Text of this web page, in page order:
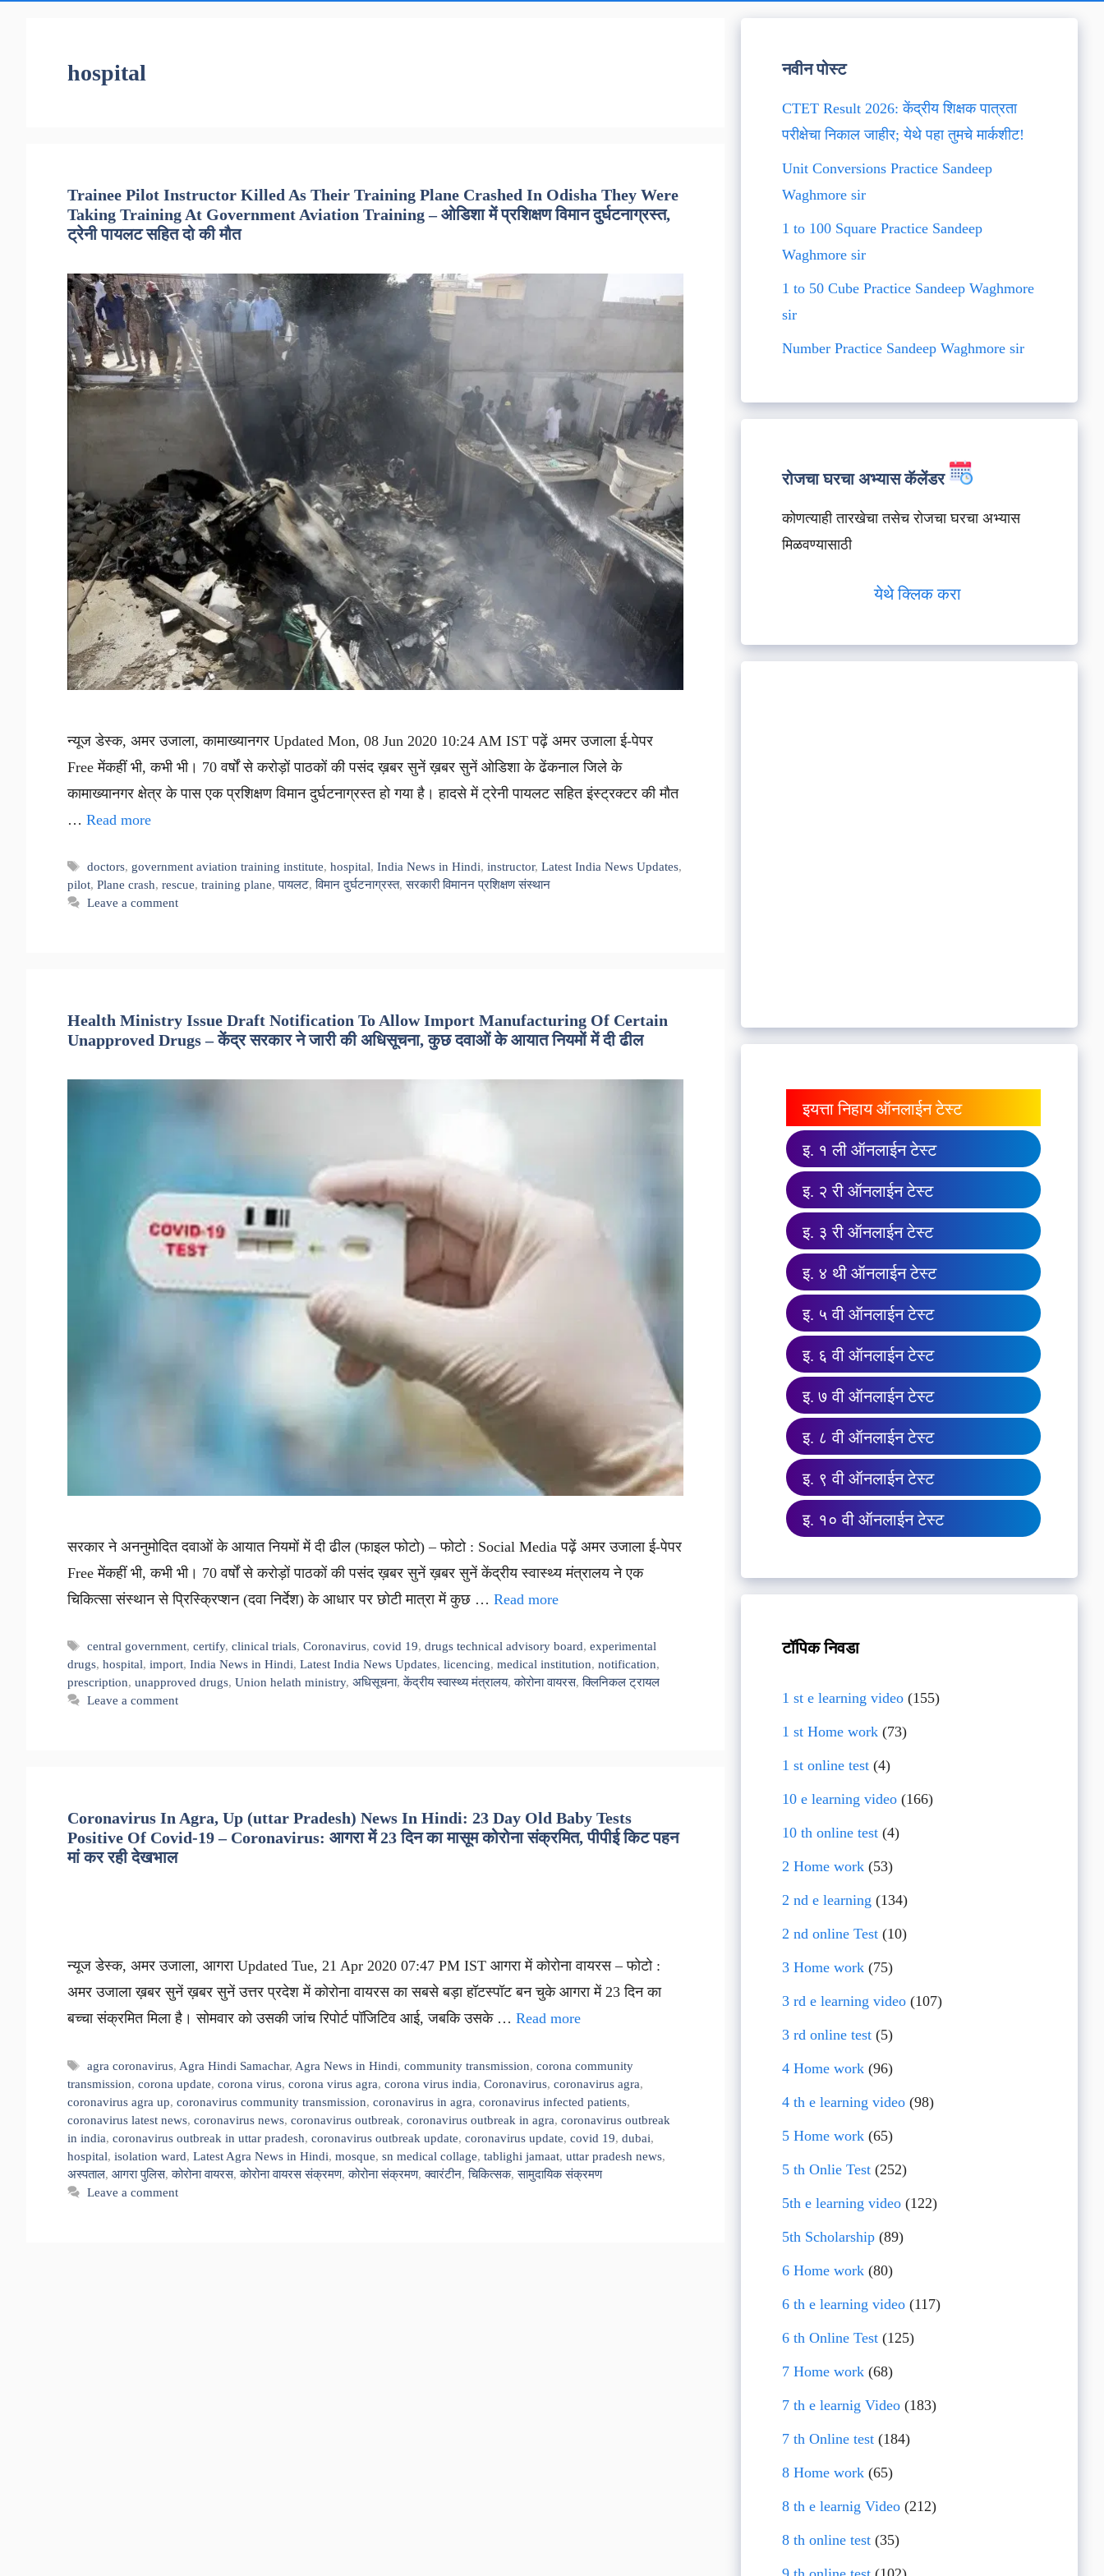
hospital
Trainee Pilot Instructor Killed As Their Training Plane Crashed In Odisha They Were
Taking Training At Government Aviation Training – ओडिशा में प्रशिक्षण विमान दुर्घटनाग्रस्त,
ट्रेनी पायलट सहित दो की मौत
न्यूज डेस्क, अमर उजाला, कामाख्यानगर Updated Mon, 08 Jun 2020 10:24 AM IST पढ़ें अमर उजाला ई-पेपर
Free मेंकहीं भी, कभी भी। 70 वर्षों से करोड़ों पाठकों की पसंद ख़बर सुनें ख़बर सुनें ओडिशा के ढेंकनाल जिले के
कामाख्यानगर क्षेत्र के पास एक प्रशिक्षण विमान दुर्घटनाग्रस्त हो गया है। हादसे में ट्रेनी पायलट सहित इंस्ट्रक्टर की मौत
… Read more
Tags
doctors, government aviation training institute,hospital,India News in Hindi,instructor,Latest India News Updates,
pilot, Plane crash, rescue, training plane,पायलट,विमान दुर्घटनाग्रस्त,सरकारी विमानन प्रशिक्षण संस्थान
Leave a comment
Health Ministry Issue Draft Notification To Allow Import Manufacturing Of Certain
Unapproved Drugs – केंद्र सरकार ने जारी की अधिसूचना, कुछ दवाओं के आयात नियमों में दी ढील
सरकार ने अननुमोदित दवाओं के आयात नियमों में दी ढील (फाइल फोटो) – फोटो : Social Media पढ़ें अमर उजाला ई-पेपर
Free मेंकहीं भी, कभी भी। 70 वर्षों से करोड़ों पाठकों की पसंद ख़बर सुनें ख़बर सुनें केंद्रीय स्वास्थ्य मंत्रालय ने एक
चिकित्सा संस्थान से प्रिस्क्रिप्शन (दवा निर्देश) के आधार पर छोटी मात्रा में कुछ … Read more
Tags
central government,certify,clinical trials,Coronavirus,covid 19,drugs technical advisory board,experimental
drugs, hospital, import, India News in Hindi, Latest India News Updates, licencing, medical institution, notification,
prescription, unapproved drugs, Union helath ministry, अधिसूचना,केंद्रीय स्वास्थ्य मंत्रालय,कोरोना वायरस,क्लिनिकल ट्रायल
Leave a comment
Coronavirus In Agra, Up (uttar Pradesh) News In Hindi: 23 Day Old Baby Tests
Positive Of Covid-19 – Coronavirus: आगरा में 23 दिन का मासूम कोरोना संक्रमित, पीपीई किट पहन
मां कर रही देखभाल
न्यूज डेस्क, अमर उजाला, आगरा Updated Tue, 21 Apr 2020 07:47 PM IST आगरा में कोरोना वायरस – फोटो :
अमर उजाला ख़बर सुनें ख़बर सुनें उत्तर प्रदेश में कोरोना वायरस का सबसे बड़ा हॉटस्पॉट बन चुके आगरा में 23 दिन का
बच्चा संक्रमित मिला है। सोमवार को उसकी जांच रिपोर्ट पॉजिटिव आई, जबकि उसके … Read more
Tags
agra coronavirus, Agra Hindi Samachar, Agra News in Hindi,community transmission,corona community
transmission, corona update, corona virus, corona virus agra, corona virus india, Coronavirus, coronavirus agra,
coronavirus agra up, coronavirus community transmission, coronavirus in agra, coronavirus infected patients,
coronavirus latest news, coronavirus news, coronavirus outbreak, coronavirus outbreak in agra, coronavirus outbreak
in india, coronavirus outbreak in uttar pradesh, coronavirus outbreak update, coronavirus update, covid 19, dubai,
hospital, isolation ward, Latest Agra News in Hindi, mosque, sn medical collage, tablighi jamaat, uttar pradesh news,
अस्पताल, आगरा पुलिस,कोरोना वायरस,कोरोना वायरस संक्रमण,कोरोना संक्रमण,क्वारंटीन,चिकित्सक,सामुदायिक संक्रमण
Leave a comment
नवीन पोस्ट
CTET Result 2026: केंद्रीय शिक्षक पात्रता
परीक्षेचा निकाल जाहीर; येथे पहा तुमचे मार्कशीट!
Unit Conversions Practice Sandeep
Waghmore sir
1 to 100 Square Practice Sandeep
Waghmore sir
1 to 50 Cube Practice Sandeep Waghmore
sir
Number Practice Sandeep Waghmore sir
रोजचा घरचा अभ्यास कॅलेंडर
कोणत्याही तारखेचा तसेच रोजचा घरचा अभ्यास
मिळवण्यासाठी
येथे क्लिक करा
इयत्ता निहाय ऑनलाईन टेस्ट
इ. १ ली ऑनलाईन टेस्ट
इ. २ री ऑनलाईन टेस्ट
इ. ३ री ऑनलाईन टेस्ट
इ. ४ थी ऑनलाईन टेस्ट
इ. ५ वी ऑनलाईन टेस्ट
इ. ६ वी ऑनलाईन टेस्ट
इ. ७ वी ऑनलाईन टेस्ट
इ. ८ वी ऑनलाईन टेस्ट
इ. ९ वी ऑनलाईन टेस्ट
इ. १० वी ऑनलाईन टेस्ट
टॉपिक निवडा
1 st e learning video(155)
1 st Home work(73)
1 st online test(4)
10 e learning video(166)
10 th online test(4)
2 Home work(53)
2 nd e learning (134)
2 nd online Test(10)
3 Home work(75)
3 rd e learning video(107)
3 rd online test(5)
4 Home work(96)
4 th e learning video(98)
5 Home work(65)
5 th Onlie Test(252)
5th e learning video(122)
5th Scholarship(89)
6 Home work(80)
6 th e learning video(117)
6 th Online Test(125)
7 Home work(68)
7 th e learnig Video(183)
7 th Online test(184)
8 Home work(65)
8 th e learnig Video(212)
8 th online test(35)